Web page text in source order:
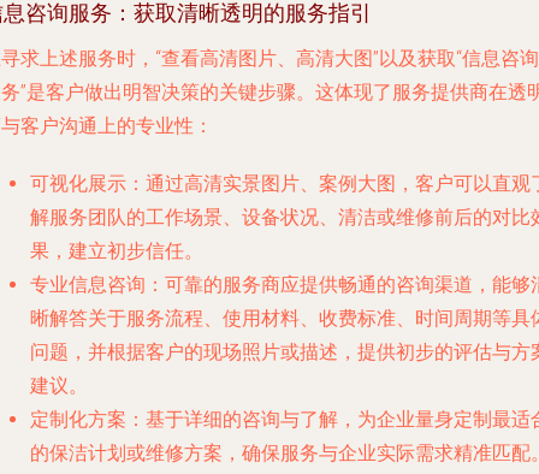
咨询服务：获取清晰透明的服务指引
求上述服务时，“查看高清图片、高清大图”以及获取“信息咨询
”是客户做出明智决策的关键步骤。这体现了服务提供商在透
客户沟通上的专业性：
可视化展示 ：通过高清实景图片、案例大图，客户可以直观
解服务团队的工作场景、设备状况、清洁或维修前后的对比
果，建立初步信任。
专业信息咨询 ：可靠的服务商应提供畅通的咨询渠道，能够
晰解答关于服务流程、使用材料、收费标准、时间周期等具
问题，并根据客户的现场照片或描述，提供初步的评估与方
建议。
定制化方案 ：基于详细的咨询与了解，为企业量身定制最适
的保洁计划或维修方案，确保服务与企业实际需求精准匹配